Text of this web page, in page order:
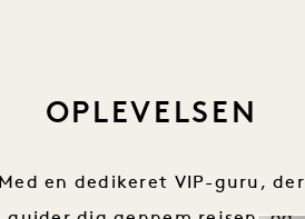
OPLEVELSEN
Med en dedikeret VIP-guru, der